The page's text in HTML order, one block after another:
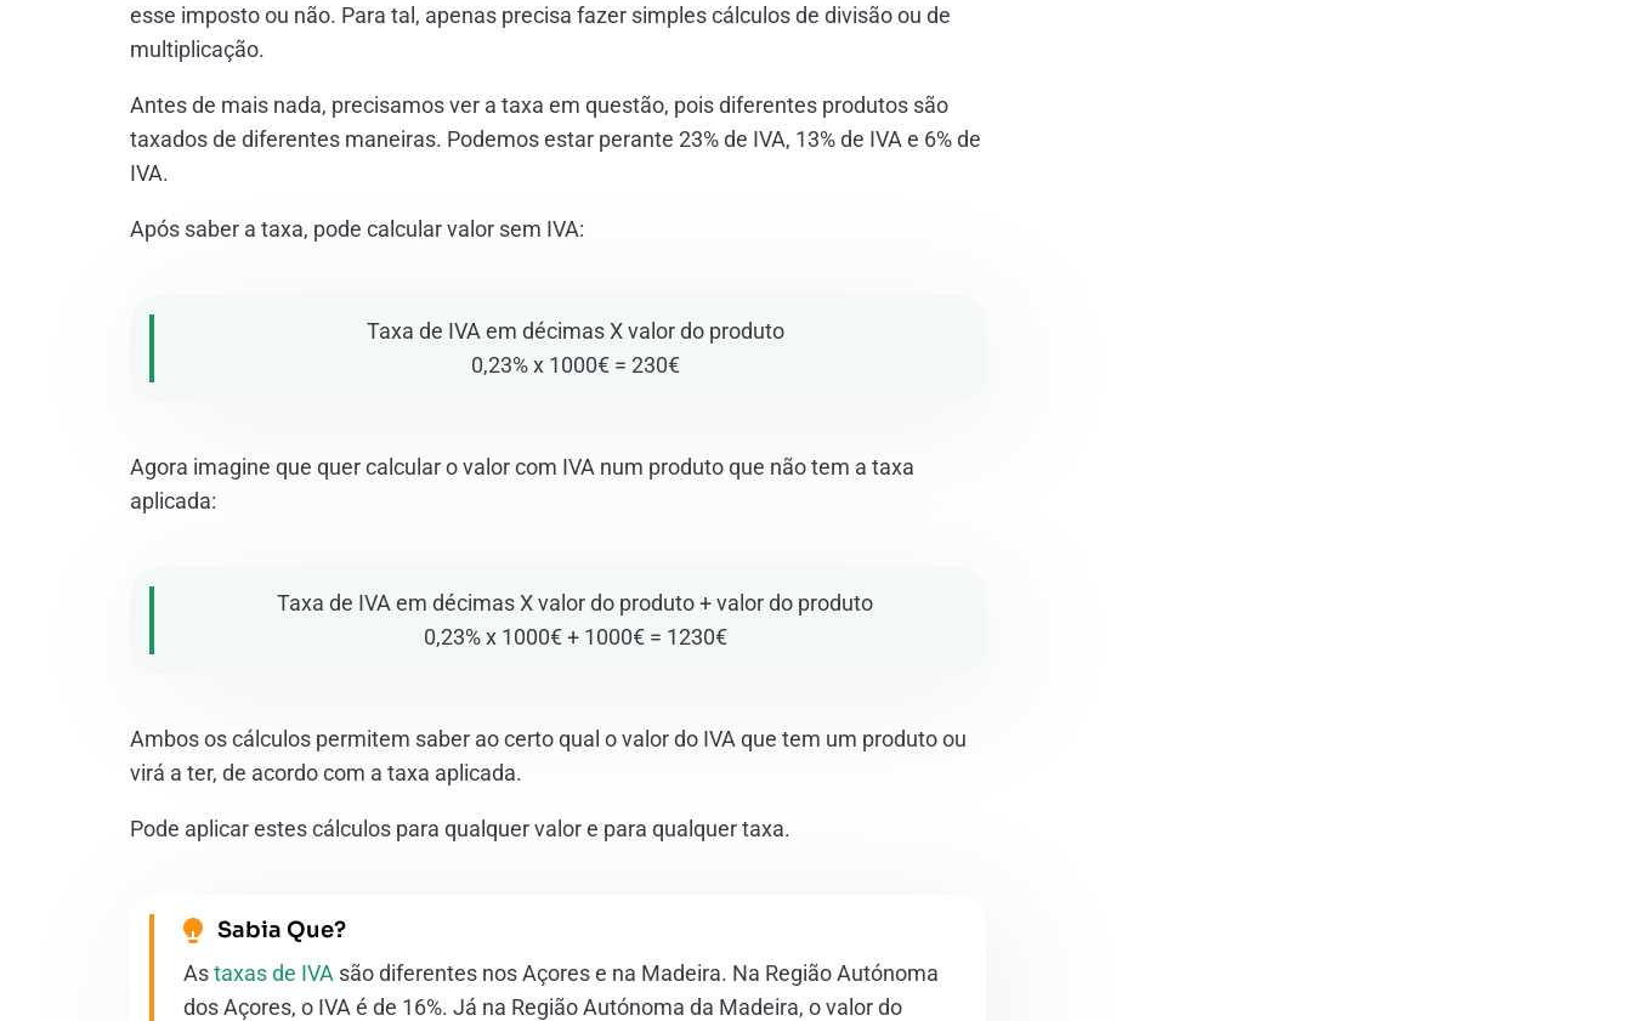
esse imposto ou não. Para tal, apenas precisa fazer simples cálculos de divisão ou de
multiplicação.
Antes de mais nada, precisamos ver a taxa em questão, pois diferentes produtos são
taxados de diferentes maneiras. Podemos estar perante 23% de IVA, 13% de IVA e 6% de
IVA.
Após saber a taxa, pode calcular valor sem IVA:
Taxa de IVA em décimas X valor do produto
0,23% x 1000€ = 230€
Agora imagine que quer calcular o valor com IVA num produto que não tem a taxa
aplicada:
Taxa de IVA em décimas X valor do produto + valor do produto
0,23% x 1000€ + 1000€ = 1230€
Ambos os cálculos permitem saber ao certo qual o valor do IVA que tem um produto ou
virá a ter, de acordo com a taxa aplicada.
Pode aplicar estes cálculos para qualquer valor e para qualquer taxa.
Sabia Que?
Astaxas de IVA são diferentes nos Açores e na Madeira. Na Região Autónoma
dos Açores, o IVA é de 16%. Já na Região Autónoma da Madeira, o valor do